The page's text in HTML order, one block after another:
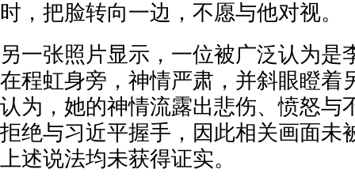
时，把脸转向一边，不愿与他对视。
另一张照片显示，一位被广泛认为是
在程虹身旁，神情严肃，并斜眼瞪着
认为，她的神情流露出悲伤、愤怒与
拒绝与习近平握手，因此相关画面未
上述说法均未获得证实。